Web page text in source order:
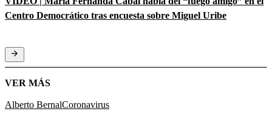
Centro Democrático tras encuesta sobre Miguel Uribe
VER MÁS
Alberto BernalCoronavirus